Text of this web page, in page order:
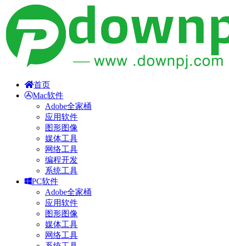
首页
Mac软件
Adobe全家桶
应用软件
图形图像
媒体工具
网络工具
编程开发
系统工具
PC软件
Adobe全家桶
应用软件
图形图像
媒体工具
网络工具